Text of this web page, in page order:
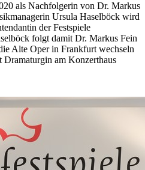
als Nachfolgerin von Dr. Markus
Ursula Haselböck wird
der Festspiele
folgt damit Dr. Markus Fein
Alte Oper in Frankfurt wechseln
am Konzerthaus